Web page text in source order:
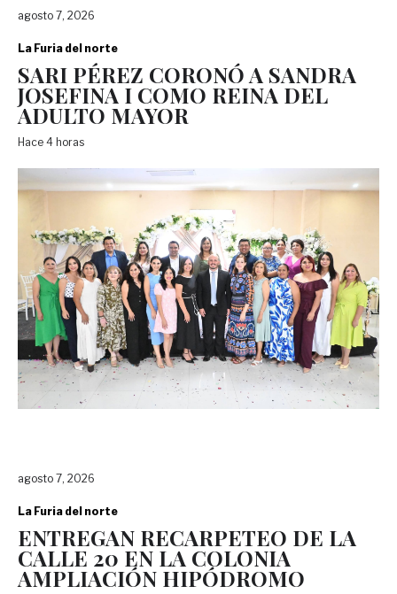
agosto 7, 2026
La Furia del norte
SARI PÉREZ CORONÓ A SANDRA
JOSEFINA I COMO REINA DEL
ADULTO MAYOR
Hace 4 horas
agosto 7, 2026
La Furia del norte
ENTREGAN RECARPETEO DE LA
CALLE 20 EN LA COLONIA
AMPLIACIÓN HIPÓDROMO